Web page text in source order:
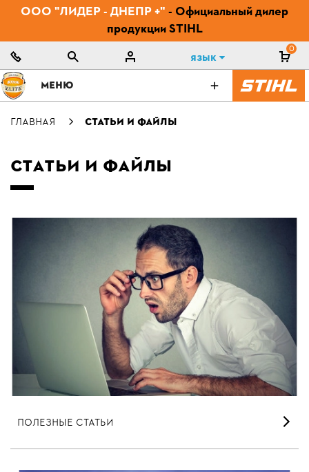
ООО "ЛИДЕР - ДНЕПР +" - Официальный дилер
продукции STIHL
Язык
0
МЕНЮ
ГЛАВНАЯ СТАТЬИ И ФАЙЛЫ
СТАТЬИ И ФАЙЛЫ
ПОЛЕЗНЫЕ СТАТЬИ